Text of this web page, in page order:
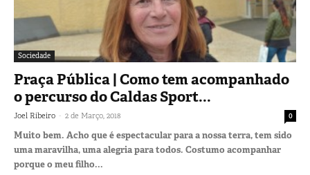
Sociedade
Praça Pública | Como tem acompanhado
o percurso do Caldas Sport...
Joel Ribeiro - 2 de Março, 2018 0
Muito bem. Acho que é espectacular para a nossa terra, tem sido
uma maravilha, uma alegria para todos. Costumo acompanhar
porque o meu filho...